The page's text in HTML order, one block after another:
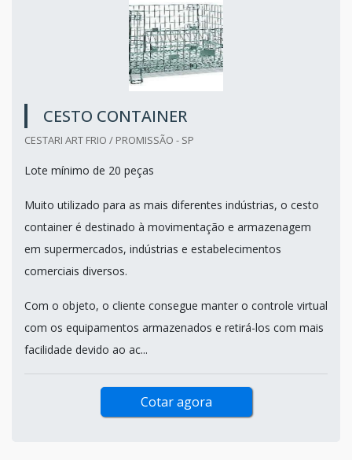
CESTO CONTAINER
CESTARI ART FRIO / PROMISSÃO - SP
Lote mínimo de 20 peças
Muito utilizado para as mais diferentes indústrias, o cesto
container é destinado à movimentação e armazenagem
em supermercados, indústrias e estabelecimentos
comerciais diversos.
Com o objeto, o cliente consegue manter o controle virtual
com os equipamentos armazenados e retirá-los com mais
facilidade devido ao ac...
Cotar agora